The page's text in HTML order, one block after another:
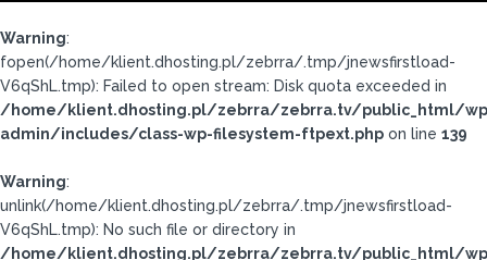
Warning:
fopen(/home/klient.dhosting.pl/zebrra/.tmp/jnewsfirstload-
V6qShL.tmp): Failed to open stream: Disk quota exceeded in
/home/klient.dhosting.pl/zebrra/zebrra.tv/public_html/
admin/includes/class-wp-filesystem-ftpext.php on line 139
Warning:
unlink(/home/klient.dhosting.pl/zebrra/.tmp/jnewsfirstload-
V6qShL.tmp): No such file or directory in
/home/klient.dhosting.pl/zebrra/zebrra.tv/public_html/